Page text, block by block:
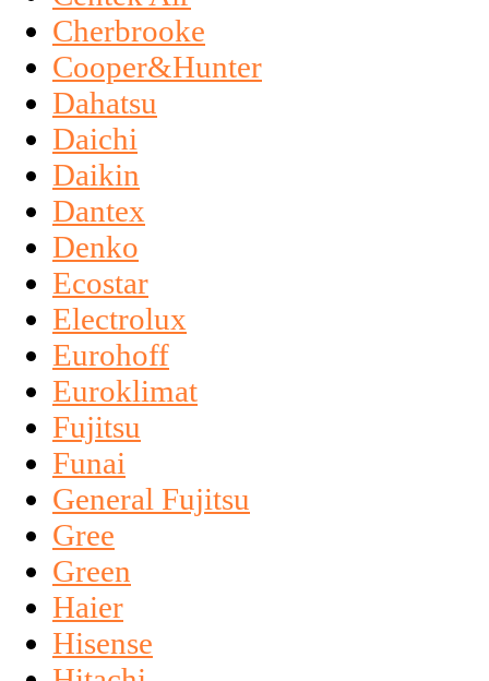
Cherbrooke
Cooper&Hunter
Dahatsu
Daichi
Daikin
Dantex
Denko
Ecostar
Electrolux
Eurohoff
Euroklimat
Fujitsu
Funai
General Fujitsu
Gree
Green
Haier
Hisense